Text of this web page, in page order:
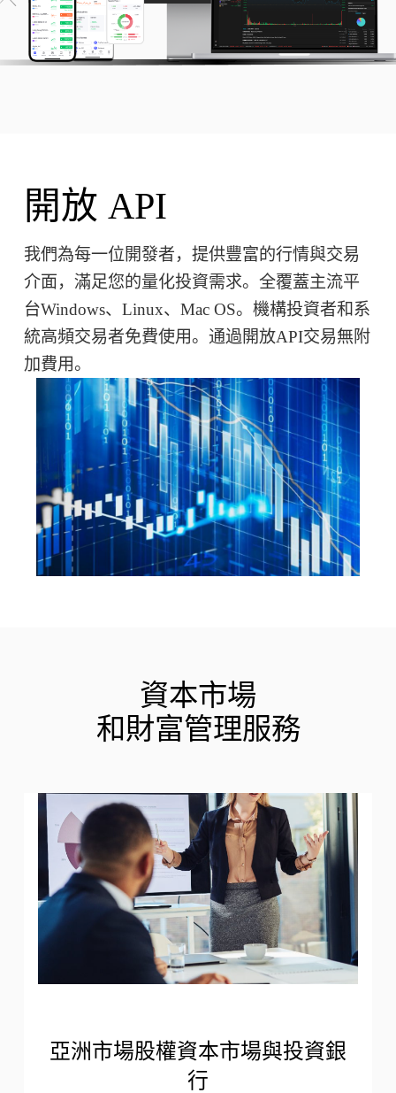
開放 API
我們為每一位開發者，提供豐富的行情與交易
介面，滿足您的量化投資需求。全覆蓋主流平
台Windows、Linux、Mac OS。機構投資者和系
統高頻交易者免費使用。通過開放API交易無附
加費用。
資本市場
和財富管理服務
亞洲市場股權資本市場與投資銀
行